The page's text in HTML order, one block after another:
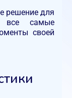
решение для
все самые
своей